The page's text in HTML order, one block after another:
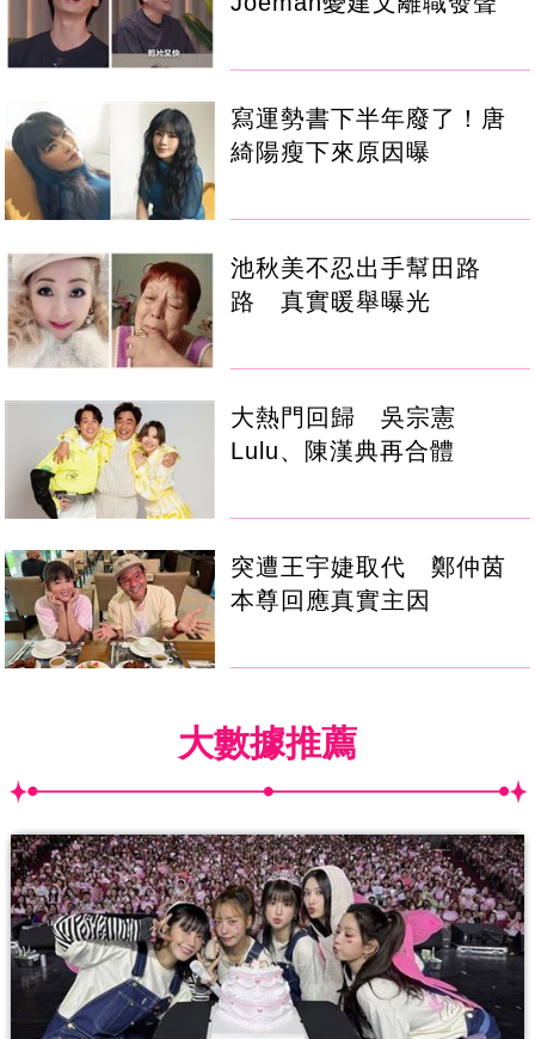
寫運勢書下半年廢了！唐
綺陽瘦下來原因曝
池秋美不忍出手幫田路
路 真實暖舉曝光
大熱門回歸 吳宗憲
Lulu、陳漢典再合體
突遭王宇婕取代 鄭仲茵
本尊回應真實主因
大數據推薦